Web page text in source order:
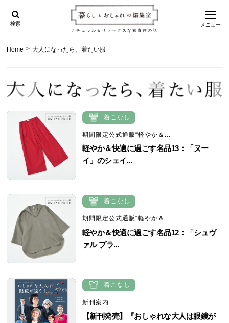
ナチュラル＆リラックスな衣食住の話
検索 メニュー
Home > 大人になったら、着たい服
着こなし
期間限定公式通販“軽やか＆...
軽やか＆快適に過ごす名品13：「ヌー
イ」のシェイ...
着こなし
期間限定公式通販“軽やか＆...
軽やか＆快適に過ごす名品12：「シュヴ
ァル プラ...
着こなし
新刊案内
【新刊発売】『おしゃれな大人は眼鏡が